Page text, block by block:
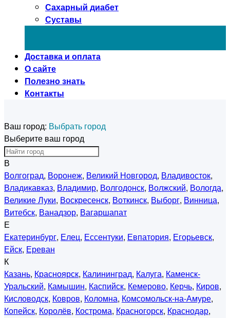
Сахарный диабет
Суставы
Доставка и оплата
О сайте
Полезно знать
Контакты
Ваш город: Выбрать город
Выберите ваш город
В
Волгоград, Воронеж, Великий Новгород, Владивосток,
Владикавказ, Владимир, Волгодонск, Волжский, Вологда,
Великие Луки, Воскресенск, Воткинск, Выборг, Винница,
Витебск, Ванадзор, Вагаршапат
Е
Екатеринбург, Елец, Ессентуки, Евпатория, Егорьевск,
Ейск, Ереван
К
Казань, Красноярск, Калининград, Калуга, Каменск-
Уральский, Камышин, Каспийск, Кемерово, Керчь, Киров,
Кисловодск, Ковров, Коломна, Комсомольск-на-Амуре,
Копейск, Королёв, Кострома, Красногорск, Краснодар,